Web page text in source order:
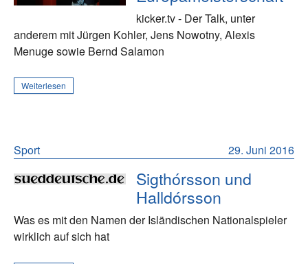
kicker.tv - Der Talk, unter
anderem mit Jürgen Kohler, Jens Nowotny, Alexis
Menuge sowie Bernd Salamon
Weiterlesen
29. Juni 2016
Sport
Sigthórsson und
Halldórsson
Was es mit den Namen der Isländischen Nationalspieler
wirklich auf sich hat